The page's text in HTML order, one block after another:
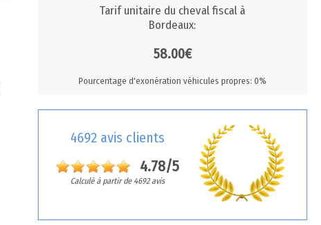
Tarif unitaire du cheval fiscal à
Bordeaux:
58.00€
Pourcentage d'exonération véhicules propres: 0%
4692 avis clients
4.78/5
Calculé à partir de 4692 avis